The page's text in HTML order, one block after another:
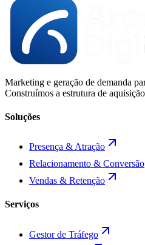
Marketing e geração de demanda
Construímos a estrutura de
Soluções
Presença & Atração
Relacionamento & Conversão
Vendas & Retenção
Serviços
Gestor de Tráfego